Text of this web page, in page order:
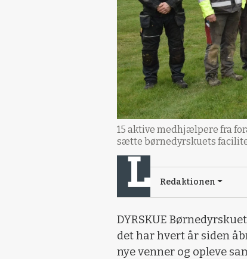
15 aktive medhjælpere fra
sætte børnedyrskuets
Redaktionen
DYRSKUE
det har hvert år siden
nye venner og opleve